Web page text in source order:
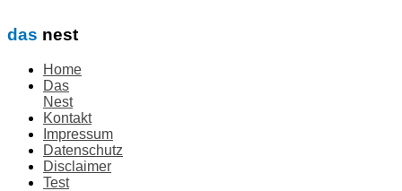
das nest
Home
Das
Nest
Kontakt
Impressum
Datenschutz
Disclaimer
Test